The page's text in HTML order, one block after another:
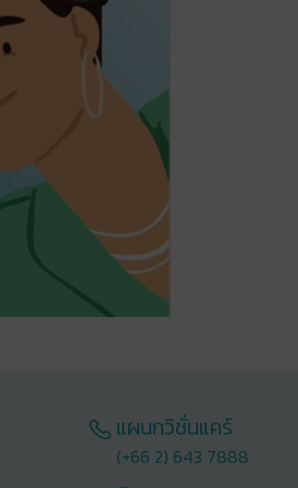
แผนกวิชั่นแคร์
(+66 2) 643 7888